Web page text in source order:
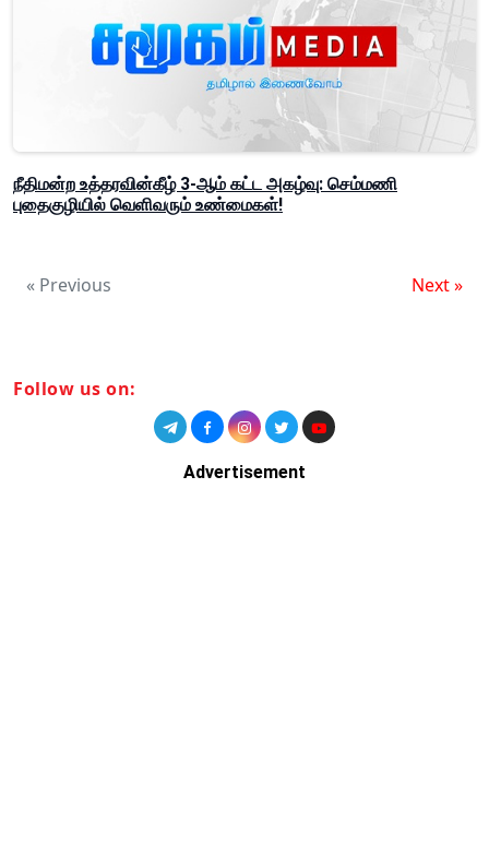
நீதிமன்ற உத்தரவின்கீழ் 3-ஆம் கட்ட அகழ்வு: செம்மணி
புதைகுழியில் வெளிவரும் உண்மைகள்!
« Previous Next »
Follow us on:
Advertisement